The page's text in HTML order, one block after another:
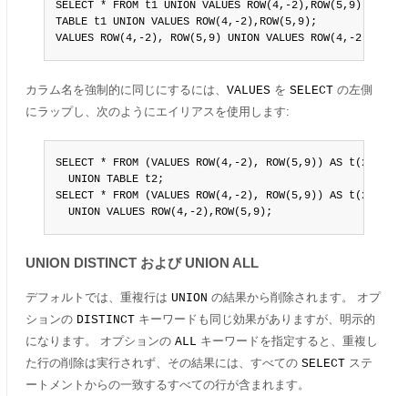
SELECT * FROM t1 UNION VALUES ROW(4,-2),ROW(5,9);
TABLE t1 UNION VALUES ROW(4,-2),ROW(5,9);
VALUES ROW(4,-2), ROW(5,9) UNION VALUES ROW(4,-
カラム名を強制的に同じにするには、 VALUES を SELECT の左側
にラップし、次のようにエイリアスを使用します:
SELECT * FROM (VALUES ROW(4,-2), ROW(5,9)) AS t(x,y)
  UNION TABLE t2;
SELECT * FROM (VALUES ROW(4,-2), ROW(5,9)) AS t(x,y)
  UNION VALUES ROW(4,-2),ROW(5,9);
UNION DISTINCT および UNION ALL
デフォルトでは、重複行は UNION の結果から削除されます。 オプ
ションの DISTINCT キーワードも同じ効果がありますが、明示的
になります。 オプションの ALL キーワードを指定すると、重複し
た行の削除は実行されず、その結果には、すべての SELECT ステ
ートメントからの一致するすべての行が含まれます。